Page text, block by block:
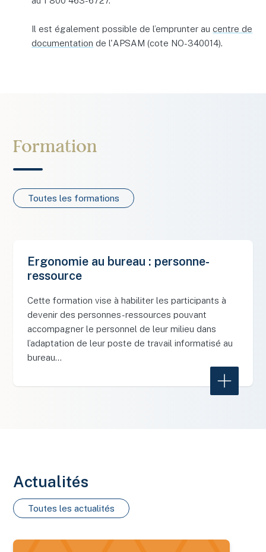
Il est également possible de l’emprunter aucentre de
documentation de l'APSAM (cote NO-340014).
Formation
Toutes les formations
Ergonomie au bureau : personne-
ressource
Cette formation vise à habiliter les participants à
devenir des personnes-ressources pouvant
accompagner le personnel de leur milieu dans
l’adaptation de leur poste de travail informatisé au
bureau…
Learn
Actualités
Toutes les actualités
Modernisation du régime de SST : télétravail